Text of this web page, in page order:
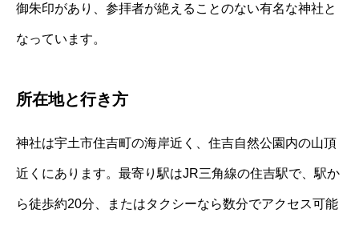
御朱印があり、参拝者が絶えることのない有名な神社と
なっています。
所在地と行き方
神社は宇土市住吉町の海岸近く、住吉自然公園内の山頂
近くにあります。最寄り駅はJR三角線の住吉駅で、駅か
ら徒歩約20分、またはタクシーなら数分でアクセス可能